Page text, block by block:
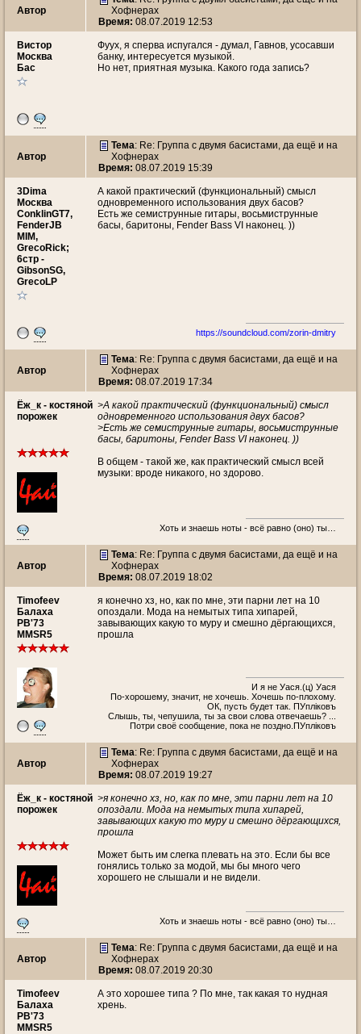
Автор
Хофнерах
Время: 08.07.2019 12:53
Вистор
Москва
Бас
Фуух, я сперва испугался - думал, Гавнов, усосавши
банку, интересуется музыкой.
Но нет, приятная музыка. Какого года запись?
Автор
Тема: Re: Группа с двумя басистами, да ещё и на
Хофнерах
Время: 08.07.2019 15:39
3Dima
Москва
ConklinGT7,
FenderJB
MIM,
GrecoRick;
6стр -
GibsonSG,
GrecoLP
А какой практический (функциональный) смысл
одновременного использования двух басов?
Есть же семиструнные гитары, восьмиструнные
басы, баритоны, Fender Bass VI наконец. ))
https://soundcloud.com/zorin-dmitry
Автор
Тема: Re: Группа с двумя басистами, да ещё и на
Хофнерах
Время: 08.07.2019 17:34
Ёж_к - костяной
порожек
>А какой практический (функциональный) смысл
одновременного использования двух басов?
>Есть же семиструнные гитары, восьмиструнные
басы, баритоны, Fender Bass VI наконец. ))
В общем - такой же, как практический смысл всей
музыки: вроде никакого, но здорово.
Хоть и знаешь ноты - всё равно (оно) ты…
Автор
Тема: Re: Группа с двумя басистами, да ещё и на
Хофнерах
Время: 08.07.2019 18:02
Timofeev
Балаха
PB'73
MMSR5
я конечно хз, но, как по мне, эти парни лет на 10
опоздали. Мода на немытых типа хипарей,
завывающих какую то муру и смешно дёргающихся,
прошла
И я не Уася.(ц) Уася
По-хорошему, значит, не хочешь. Хочешь по-плохому.
ОК, пусть будет так. ПУплiковъ
Слышь, ты, чепушила, ты за свои слова отвечаешь? ...
Потри своё сообщение, пока не поздно.ПУплiковъ
Автор
Тема: Re: Группа с двумя басистами, да ещё и на
Хофнерах
Время: 08.07.2019 19:27
Ёж_к - костяной
порожек
>я конечно хз, но, как по мне, эти парни лет на 10
опоздали. Мода на немытых типа хипарей,
завывающих какую то муру и смешно дёргающихся,
прошла
Может быть им слегка плевать на это. Если бы все
гонялись только за модой, мы бы много чего
хорошего не слышали и не видели.
Хоть и знаешь ноты - всё равно (оно) ты…
Автор
Тема: Re: Группа с двумя басистами, да ещё и на
Хофнерах
Время: 08.07.2019 20:30
Timofeev
Балаха
PB'73
MMSR5
А это хорошее типа ? По мне, так какая то нудная
хрень.